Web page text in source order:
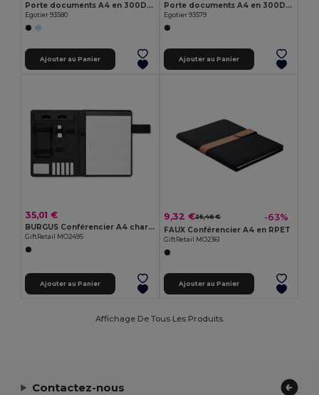
Porte documents A4 en 300D polyester recyclé (100% rPET) avec fermeture élastique
Egotier 93580
Ajouter au Panier
Porte documents A4 en 300D polyester recyclé (100% rPET) avec fermeture éclair
Egotier 93579
Ajouter au Panier
35,01 €
BURGUS Conférencier A4 chargeur sans fil
GiftRetail MO2495
Ajouter au Panier
9,32 €25,46 € -63%
FAUX Conférencier A4 en RPET
GiftRetail MO2361
Ajouter au Panier
Affichage De Tous Les Produits.
Contactez-nous